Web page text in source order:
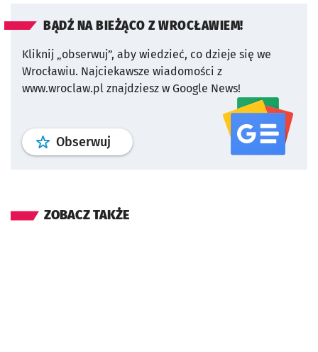
BĄDŹ NA BIEŻĄCO Z WROCŁAWIEM!
Kliknij „obserwuj”, aby wiedzieć, co dzieje się we
Wrocławiu. Najciekawsze wiadomości z
www.wroclaw.pl znajdziesz w Google News!
Obserwuj profil serwisu
ZOBACZ TAKŻE